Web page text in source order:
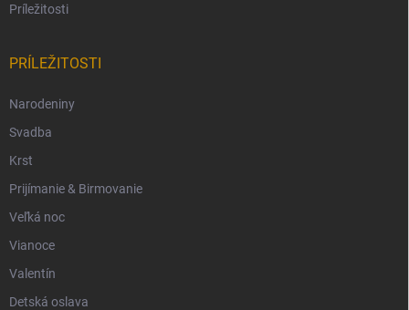
Príležitosti
PRÍLEŽITOSTI
Narodeniny
Svadba
Krst
Prijímanie & Birmovanie
Veľká noc
Vianoce
Valentín
Detská oslava